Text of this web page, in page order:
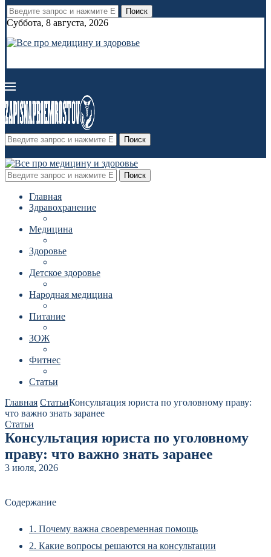
Поиск
Суббота, 8 августа, 2026
Поиск
Поиск
Главная
Здравохранение
Медицина
Здоровье
Детское здоровье
Народная медицина
Питание
ЗОЖ
Фитнес
Статьи
Главная СтатьиКонсультация юриста по уголовному праву:
что важно знать заранее
Статьи
Консультация юриста по уголовному
праву: что важно знать заранее
3 июля, 2026
Содержание
1. Почему важна своевременная помощь
2. Какие вопросы решаются на консультации